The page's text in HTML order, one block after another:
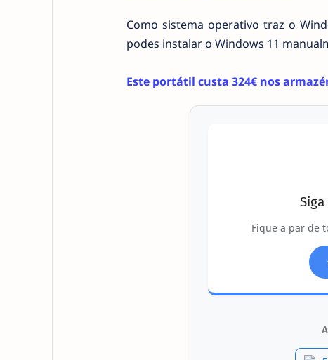
Como sistema operativo traz o
podes instalar o Windows 11
Este portátil custa 324€ nos
Fique a par de